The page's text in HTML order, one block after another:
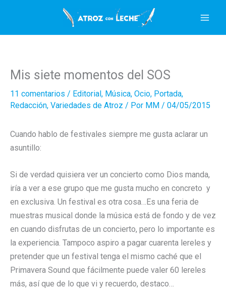
contenido
Mis siete momentos del SOS
11 comentarios / Editorial, Música, Ocio, Portada,
Redacción, Variedades de Atroz / Por MM / 04/05/2015
Cuando hablo de festivales siempre me gusta aclarar un
asuntillo:
Si de verdad quisiera ver un concierto como Dios manda,
iría a ver a ese grupo que me gusta mucho en concreto y
en exclusiva. Un festival es otra cosa…Es una feria de
muestras musical donde la música está de fondo y de vez
en cuando disfrutas de un concierto, pero lo importante es
la experiencia. Tampoco aspiro a pagar cuarenta lereles y
pretender que un festival tenga el mismo caché que el
Primavera Sound que fácilmente puede valer 60 lereles
más, así que de lo que vi y recuerdo, destaco…